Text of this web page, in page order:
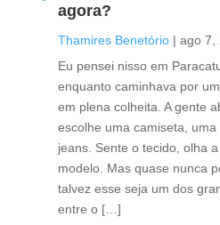
agora?
Thamires Benetório | ago 7,
Eu pensei nisso em
enquanto caminhava por
em plena colheita. A gente
escolhe uma camiseta,
jeans. Sente o tecido, olha
modelo. Mas quase nunca
talvez esse seja um dos
entre o […]